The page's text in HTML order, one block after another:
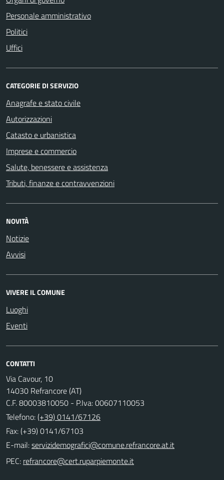
Personale amministrativo
Politici
Uffici
CATEGORIE DI SERVIZIO
Anagrafe e stato civile
Autorizzazioni
Catasto e urbanistica
Imprese e commercio
Salute, benessere e assistenza
Tributi, finanze e contravvenzioni
NOVITÀ
Notizie
Avvisi
VIVERE IL COMUNE
Luoghi
Eventi
CONTATTI
Via Cavour, 10
14030 Refrancore (AT)
C.F. 80003810050 - P.Iva: 00607110053
Telefono:(+39) 0141/67126
Fax: (+39) 0141/67103
E-mail:
PEC: